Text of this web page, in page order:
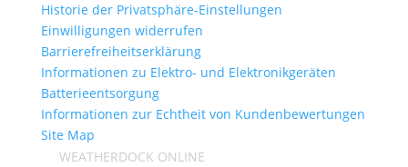
Historie der Privatsphäre-Einstellungen
Einwilligungen widerrufen
Barrierefreiheitserklärung
Informationen zu Elektro- und Elektronikgeräten
Batterieentsorgung
Informationen zur Echtheit von Kundenbewertungen
Site Map
WEATHERDOCK ONLINE